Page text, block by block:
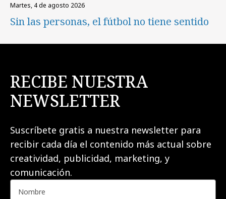
martes, 4 de agosto 2026
Sin las personas, el fútbol no tiene sentido
RECIBE NUESTRA
NEWSLETTER
Suscríbete gratis a nuestra newsletter para
recibir cada día el contenido más actual sobre
creatividad, publicidad, marketing, y
comunicación.